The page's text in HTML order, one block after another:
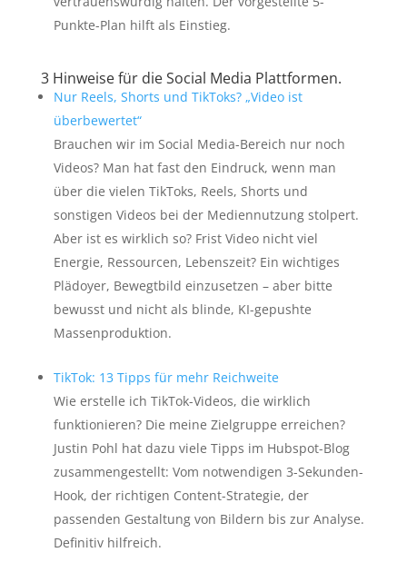
Punkte-Plan hilft als Einstieg.
3 Hinweise für die Social Media Plattformen.
Nur Reels, Shorts und TikToks? „Video ist
überbewertet“
Brauchen wir im Social Media-Bereich nur noch
Videos? Man hat fast den Eindruck, wenn man
über die vielen TikToks, Reels, Shorts und
sonstigen Videos bei der Mediennutzung stolpert.
Aber ist es wirklich so? Frist Video nicht viel
Energie, Ressourcen, Lebenszeit? Ein wichtiges
Plädoyer, Bewegtbild einzusetzen – aber bitte
bewusst und nicht als blinde, KI-gepushte
Massenproduktion.
TikTok: 13 Tipps für mehr Reichweite
Wie erstelle ich TikTok-Videos, die wirklich
funktionieren? Die meine Zielgruppe erreichen?
Justin Pohl hat dazu viele Tipps im Hubspot-Blog
zusammengestellt: Vom notwendigen 3-Sekunden-
Hook, der richtigen Content-Strategie, der
passenden Gestaltung von Bildern bis zur Analyse.
Definitiv hilfreich.